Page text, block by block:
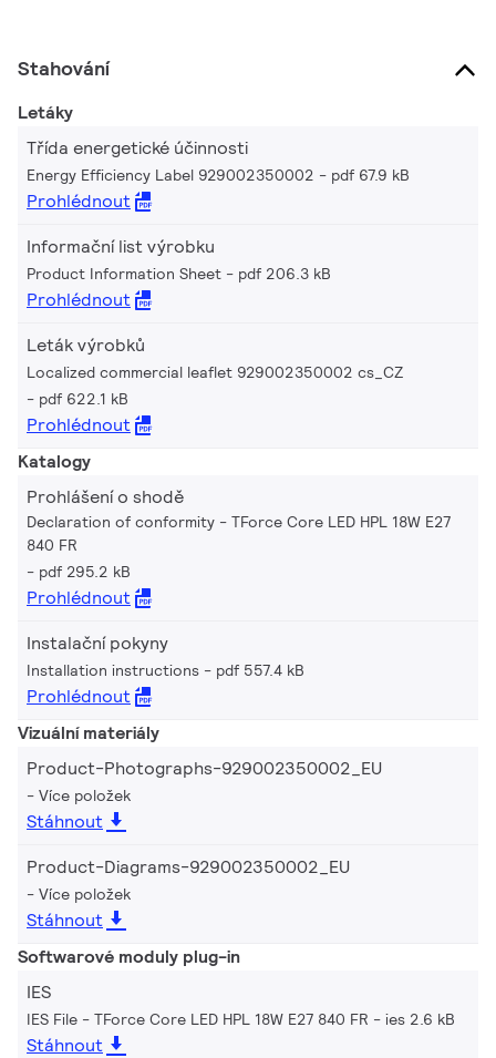
Stahování
Letáky
Třída energetické účinnosti
Energy Efficiency Label 929002350002 pdf 67.9 kB
Prohlédnout
Informační list výrobku
Product Information Sheet pdf 206.3 kB
Prohlédnout
Leták výrobků
Localized commercial leaflet 929002350002 cs_CZ
pdf 622.1 kB
Prohlédnout
Katalogy
Prohlášení o shodě
Declaration of conformity - TForce Core LED HPL 18W E27
840 FR
pdf 295.2 kB
Prohlédnout
Instalační pokyny
Installation instructions pdf 557.4 kB
Prohlédnout
Vizuální materiály
Product-Photographs-929002350002_EU
Více položek
Stáhnout
Product-Diagrams-929002350002_EU
Více položek
Stáhnout
Softwarové moduly plug-in
IES
IES File - TForce Core LED HPL 18W E27 840 FR ies 2.6 kB
Stáhnout